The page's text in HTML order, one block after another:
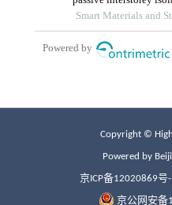
Copyright ©
Powered by
京ICP备12020869号-
京公网安备